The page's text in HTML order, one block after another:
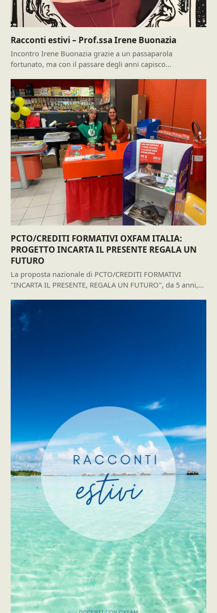
Racconti estivi – Prof.ssa Irene Buonazia
Incontro Irene Buonazia grazie a un passaparola
fortunato, ma con il passare degli anni capisco…
PCTO/CREDITI FORMATIVI OXFAM ITALIA:
PROGETTO INCARTA IL PRESENTE REGALA UN
FUTURO
La proposta nazionale di PCTO/CREDITI FORMATIVI
"INCARTA IL PRESENTE, REGALA UN FUTURO", da 5 anni,…